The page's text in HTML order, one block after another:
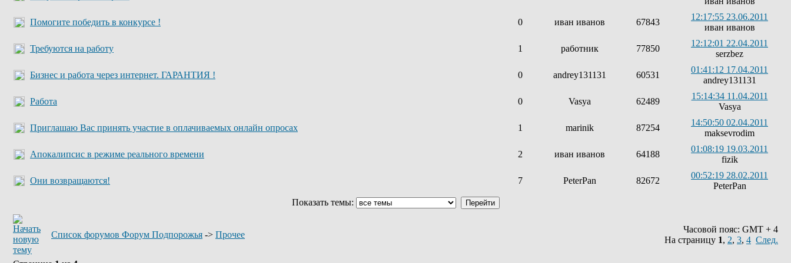
Помогите победить в конкурсе ! 0 иван иванов 67843
12:17:55 23.06.2011
иван иванов
Требуются на работу 1 работник 77850
12:12:01 22.04.2011
serzbez
Бизнес и работа через интернет. ГАРАНТИЯ ! 0 andrey131131 60531
01:41:12 17.04.2011
andrey131131
Работа 0 Vasya 62489
15:14:34 11.04.2011
Vasya
Приглашаю Вас принять участие в оплачиваемых онлайн опросах 1 marinik 87254
14:50:50 02.04.2011
maksevrodim
Апокалипсис в режиме реального времени 2 иван иванов 64188
01:08:19 19.03.2011
fizik
Они возвращаются! 7 PeterPan 82672
00:52:19 28.02.2011
PeterPan
Показать темы:
Список форумов Форум Подпорожья -> Прочее
Часовой пояс: GMT + 4
На страницу 1, 2, 3, 4 След.